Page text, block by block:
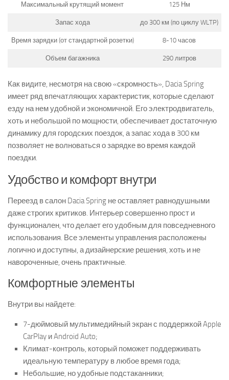
Максимальный крутящий момент 125 Нм
Запас хода до 300 км (по циклу WLTP)
Время зарядки (от стандартной розетки) 8-10 часов
Объем багажника 290 литров
Как видите, несмотря на свою «скромность», Dacia Spring
имеет ряд впечатляющих характеристик, которые сделают
езду на нем удобной и экономичной. Его электродвигатель,
хоть и небольшой по мощности, обеспечивает достаточную
динамику для городских поездок, а запас хода в 300 км
позволяет не волноваться о зарядке во время каждой
поездки.
Удобство и комфорт внутри
Переезд в салон Dacia Spring не оставляет равнодушными
даже строгих критиков. Интерьер совершенно прост и
функционален, что делает его удобным для повседневного
использования. Все элементы управления расположены
логично и доступны, а дизайнерские решения, хоть и не
навороченные, очень практичные.
Комфортные элементы
Внутри вы найдете:
7-дюймовый мультимедийный экран с поддержкой Apple
CarPlay и Android Auto;
Климат-контроль, который поможет поддерживать
идеальную температуру в любое время года;
Небольшие, но удобные подстаканники;